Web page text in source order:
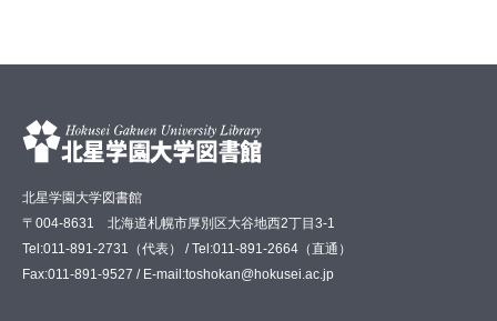
北星学園大学図書館
〒004-8631 北海道札幌市厚別区大谷地西2丁目3-1
Tel:011-891-2731（代表） / Tel:011-891-2664（直通）
Fax:011-891-9527 / E-mail:toshokan@hokusei.ac.jp